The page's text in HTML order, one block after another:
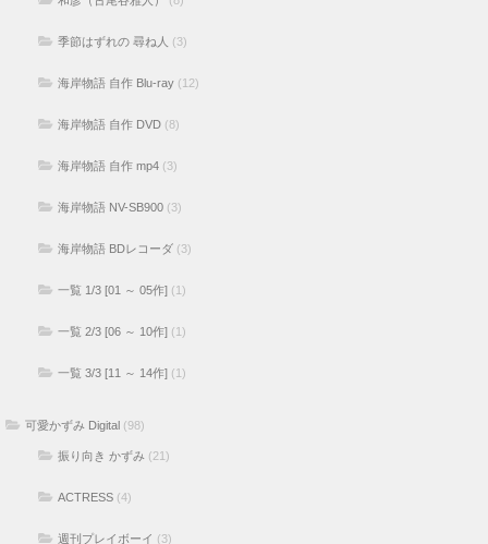
季節はずれの 尋ね人 (3)
海岸物語 自作 Blu-ray (12)
海岸物語 自作 DVD (8)
海岸物語 自作 mp4 (3)
海岸物語 NV-SB900 (3)
海岸物語 BDレコーダ (3)
一覧 1/3 [01 ～ 05作] (1)
一覧 2/3 [06 ～ 10作] (1)
一覧 3/3 [11 ～ 14作] (1)
可愛かずみ Digital (98)
振り向き かずみ (21)
ACTRESS (4)
週刊プレイボーイ (3)